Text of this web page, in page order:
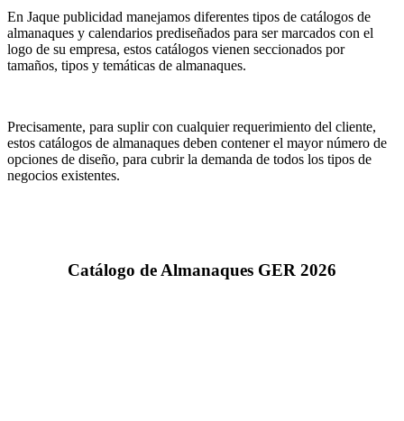
En Jaque publicidad manejamos diferentes tipos de catálogos de
almanaques y calendarios prediseñados para ser marcados con el
logo de su empresa, estos catálogos vienen seccionados por
tamaños, tipos y temáticas de almanaques.
Precisamente, para suplir con cualquier requerimiento del cliente,
estos catálogos de almanaques deben contener el mayor número de
opciones de diseño, para cubrir la demanda de todos los tipos de
negocios existentes.
Catálogo de Almanaques GER 2026